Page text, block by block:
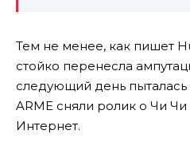
Тем не менее, как пишет
стойко перенесла
следующий день пыталась
ARME сняли ролик о Чи
Интернет.